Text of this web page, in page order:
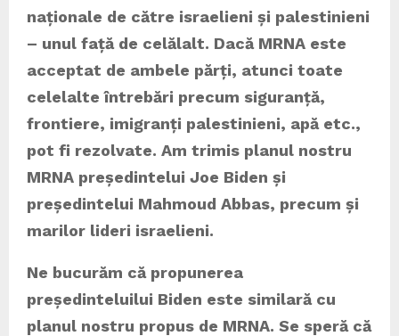
naționale de către israelieni și palestinieni
– unul față de celălalt. Dacă MRNA este
acceptat de ambele părți, atunci toate
celelalte întrebări precum siguranță,
frontiere, imigranți palestinieni, apă etc.,
pot fi rezolvate. Am trimis planul nostru
MRNA președintelui Joe Biden și
președintelui Mahmoud Abbas, precum și
marilor lideri israelieni.
Ne bucurăm că propunerea
președinteluilui Biden este similară cu
planul nostru propus de MRNA. Se speră că